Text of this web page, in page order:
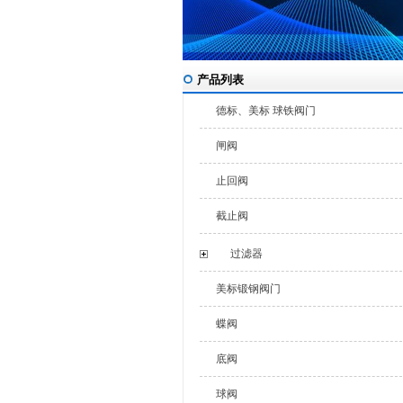
产品列表
德标、美标 球铁阀门
闸阀
止回阀
截止阀
过滤器
美标锻钢阀门
蝶阀
底阀
球阀